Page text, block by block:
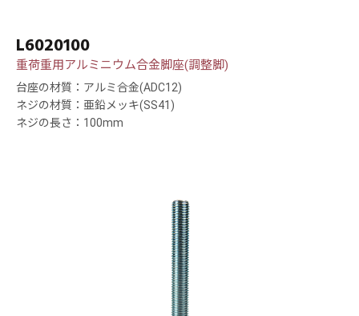
L6020100
重荷重用アルミニウム合金脚座(調整脚)
台座の材質：アルミ合金(ADC12)
ネジの材質：亜鉛メッキ(SS41)
ネジの長さ：100mm